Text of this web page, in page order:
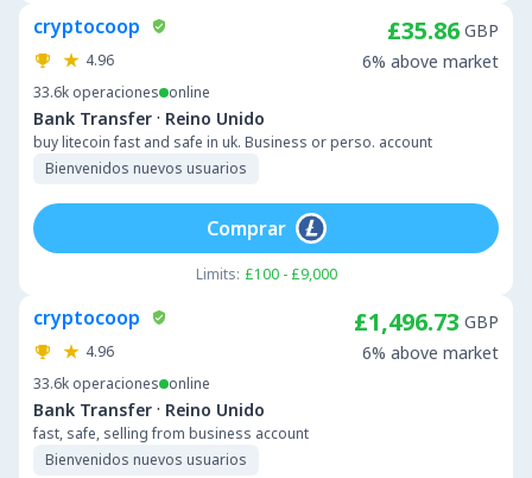
cryptocoop
4.96
33.6k operaciones online
Bank Transfer · Reino Unido
buy litecoin fast and safe in uk. Business or perso. account
Bienvenidos nuevos usuarios
£35.86 GBP
6% above market
Limits: £100 - £9,000
Comprar
cryptocoop
4.96
33.6k operaciones online
Bank Transfer · Reino Unido
fast, safe, selling from business account
Bienvenidos nuevos usuarios
£1,496.73 GBP
6% above market